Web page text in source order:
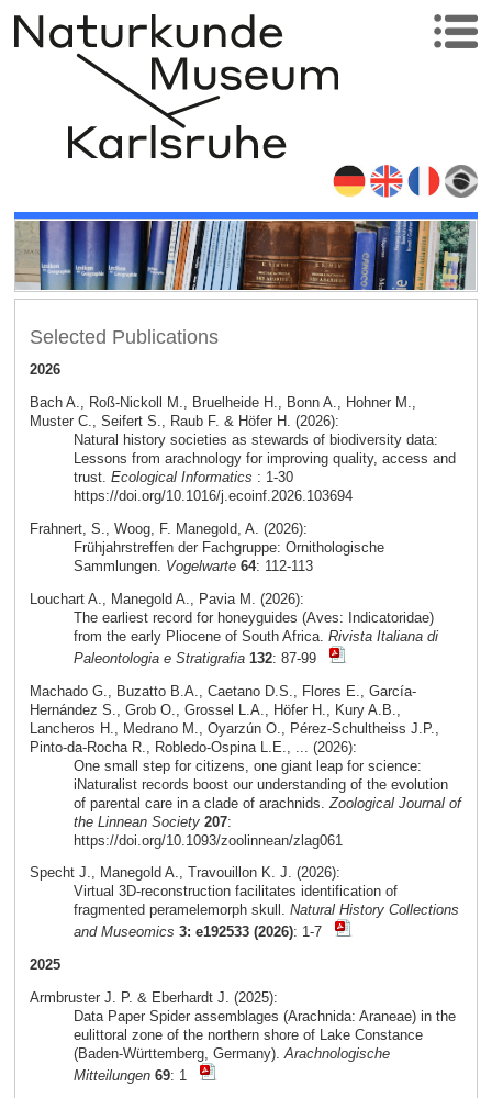
Selected Publications
2026
Bach A., Roß-Nickoll M., Bruelheide H., Bonn A., Hohner M.,
Muster C., Seifert S., Raub F. & Höfer H. (2026):
Natural history societies as stewards of biodiversity data:
Lessons from arachnology for improving quality, access and
trust. Ecological Informatics : 1-30
https://doi.org/10.1016/j.ecoinf.2026.103694
Frahnert, S., Woog, F. Manegold, A. (2026):
Frühjahrstreffen der Fachgruppe: Ornithologische
Sammlungen. Vogelwarte 64: 112-113
Louchart A., Manegold A., Pavia M. (2026):
The earliest record for honeyguides (Aves: Indicatoridae)
from the early Pliocene of South Africa. Rivista Italiana di
Paleontologia e Stratigrafia 132: 87-99
Machado G., Buzatto B.A., Caetano D.S., Flores E., García-
Hernández S., Grob O., Grossel L.A., Höfer H., Kury A.B.,
Lancheros H., Medrano M., Oyarzún O., Pérez-Schultheiss J.P.,
Pinto-da-Rocha R., Robledo-Ospina L.E., ... (2026):
One small step for citizens, one giant leap for science:
iNaturalist records boost our understanding of the evolution
of parental care in a clade of arachnids. Zoological Journal of
the Linnean Society 207:
https://doi.org/10.1093/zoolinnean/zlag061
Specht J., Manegold A., Travouillon K. J. (2026):
Virtual 3D-reconstruction facilitates identification of
fragmented peramelemorph skull. Natural History Collections
and Museomics 3: e192533 (2026): 1-7
2025
Armbruster J. P. & Eberhardt J. (2025):
Data Paper Spider assemblages (Arachnida: Araneae) in the
eulittoral zone of the northern shore of Lake Constance
(Baden-Württemberg, Germany).Arachnologische
Mitteilungen 69: 1